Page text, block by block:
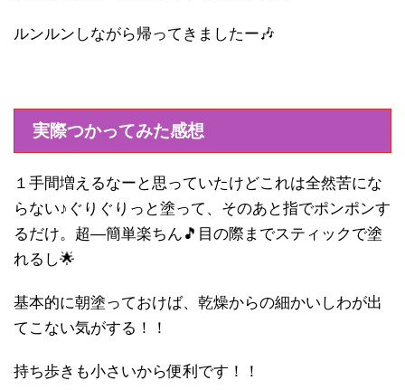
ルンルンしながら帰ってきましたー🎶
実際つかってみた感想
１手間増えるなーと思っていたけどこれは全然苦にな
らない♪ぐりぐりっと塗って、そのあと指でポンポンす
るだけ。超―簡単楽ちん🎵目の際までスティックで塗
れるし🌟
基本的に朝塗っておけば、乾燥からの細かいしわが出
てこない気がする！！
持ち歩きも小さいから便利です！！